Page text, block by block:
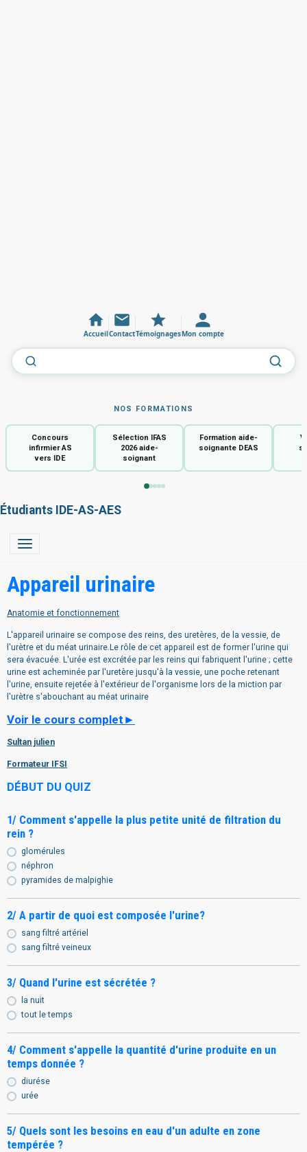
AccueilContactTémoignagesMon compte
NOS FORMATIONS
Concours
infirmier AS
vers IDE
Sélection IFAS
2026 aide-
soignant
Formation aide-
soignante DEAS
Étudiants IDE-AS-AES
Appareil urinaire
Anatomie et fonctionnement
L'appareil urinaire se compose des reins, des uretères, de la vessie, de
l'urètre et du méat urinaire.Le rôle de cet appareil est de former l'urine qui
sera évacuée. L'urée est excrétée par les reins qui fabriquent l'urine ; cette
urine est acheminée par l'uretère jusqu'à la vessie, une poche retenant
l'urine, ensuite rejetée à l'extérieur de l'organisme lors de la miction par
l'urètre s'abouchant au méat urinaire
Voir le cours complet►
Sultan julien
Formateur IFSI
DÉBUT DU QUIZ
1/ Comment s'appelle la plus petite unité de filtration du
rein ?
glomérules
néphron
pyramides de malpighie
2/ A partir de quoi est composée l'urine?
sang filtré artériel
sang filtré veineux
3/ Quand l'urine est sécrétée ?
la nuit
tout le temps
4/ Comment s'appelle la quantité d'urine produite en un
temps donnée ?
diurése
urée
5/ Quels sont les besoins en eau d'un adulte en zone
tempérée ?